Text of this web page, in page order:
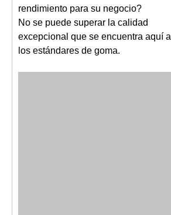
rendimiento para su negocio?
No se puede superar la calidad
excepcional que se encuentra aquí a
los estándares de goma.